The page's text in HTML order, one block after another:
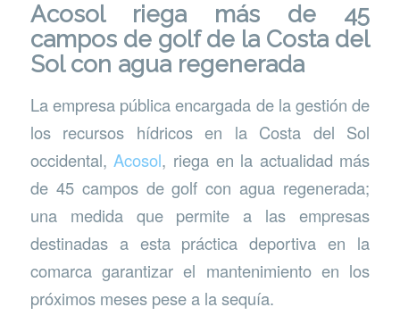
Acosol riega más de 45
campos de golf de la Costa del
Sol con agua regenerada
La empresa pública encargada de la gestión de
los recursos hídricos en la Costa del Sol
occidental,Acosol, riega en la actualidad más
de 45 campos de golf con agua regenerada;
una medida que permite a las empresas
destinadas a esta práctica deportiva en la
comarca garantizar el mantenimiento en los
próximos meses pese a la sequía.